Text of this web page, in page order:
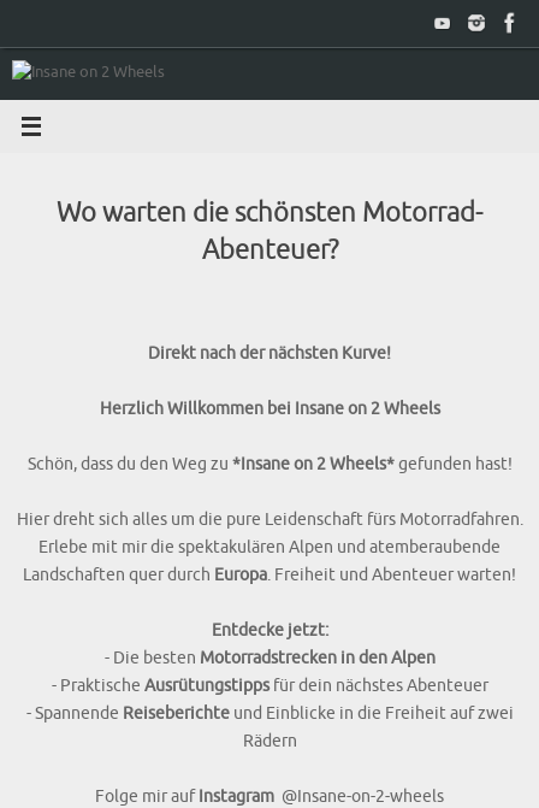
springen
Wo warten die schönsten Motorrad-
Abenteuer?
Direkt nach der nächsten Kurve!
Herzlich Willkommen bei Insane on 2 Wheels
Schön, dass du den Weg zu *Insane on 2 Wheels*gefunden hast!
Hier dreht sich alles um die pure Leidenschaft fürs Motorradfahren.
Erlebe mit mir die spektakulären Alpen und atemberaubende
Landschaften quer durch Europa. Freiheit und Abenteuer warten!
Entdecke jetzt:
- Die besten Motorradstrecken in den Alpen
- Praktische Ausrütungstippsfür dein nächstes Abenteuer
- Spannende Reiseberichteund Einblicke in die Freiheit auf zwei
Rädern
Folge mir aufInstagram @Insane-on-2-wheels